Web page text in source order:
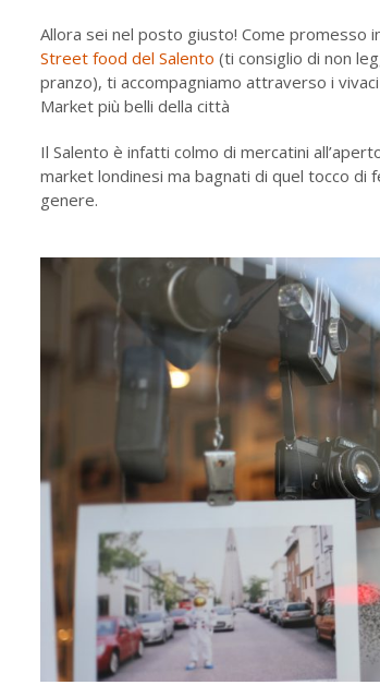
Allora sei nel posto giusto! Come promesso
Street food del Salento (ti consiglio di non
pranzo), ti accompagniamo attraverso i
Market più belli della città
Il Salento è infatti colmo di mercatini
market londinesi ma bagnati di quel tocco di
genere.